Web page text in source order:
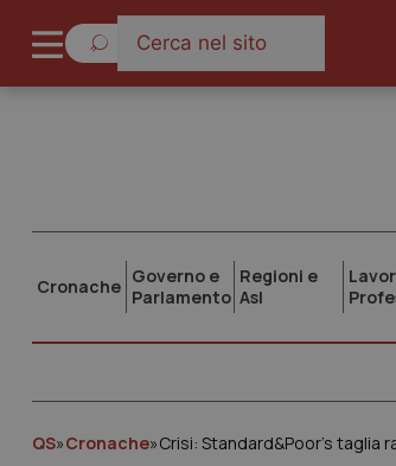
Cronache Governo e
Parlamento
Regioni e
Asl
QS»Cronache»Crisi: Standard&Poor’s taglia